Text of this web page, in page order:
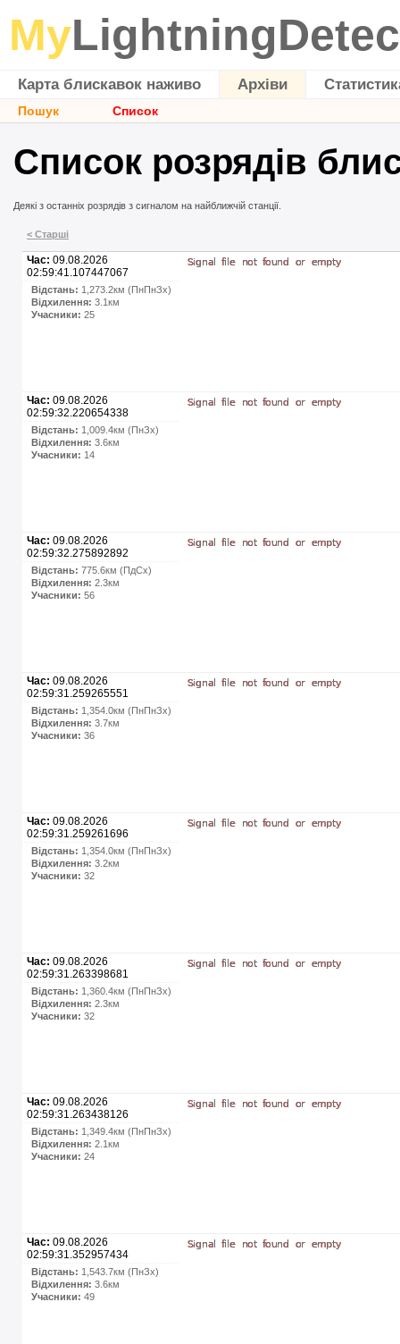
My
Карта блискавок наживо Архіви
Пошук Список
Список розрядів
Деякі з останніх розрядів з сигналом на найближчій станції.
< Старші
Час: 09.08.2026
02:59:41.107447067
Відстань: 1,273.2км (ПнПнЗх)
Відхилення: 3.1км
Учасники: 25
Час: 09.08.2026
02:59:32.220654338
Відстань: 1,009.4км (ПнЗх)
Відхилення: 3.6км
Учасники: 14
Час: 09.08.2026
02:59:32.275892892
Відстань: 775.6км (ПдСх)
Відхилення: 2.3км
Учасники: 56
Час: 09.08.2026
02:59:31.259265551
Відстань: 1,354.0км (ПнПнЗх)
Відхилення: 3.7км
Учасники: 36
Час: 09.08.2026
02:59:31.259261696
Відстань: 1,354.0км (ПнПнЗх)
Відхилення: 3.2км
Учасники: 32
Час: 09.08.2026
02:59:31.263398681
Відстань: 1,360.4км (ПнПнЗх)
Відхилення: 2.3км
Учасники: 32
Час: 09.08.2026
02:59:31.263438126
Відстань: 1,349.4км (ПнПнЗх)
Відхилення: 2.1км
Учасники: 24
Час: 09.08.2026
02:59:31.352957434
Відстань: 1,543.7км (ПнЗх)
Відхилення: 3.6км
Учасники: 49